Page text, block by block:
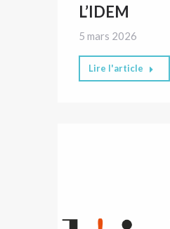
L’IDEM
5 mars 2026
Lire l'article